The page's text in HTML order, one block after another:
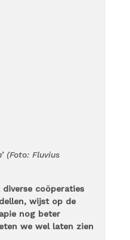
(Foto: Fluvius
coöperaties
wijst op de
nog beter
we wel laten zien